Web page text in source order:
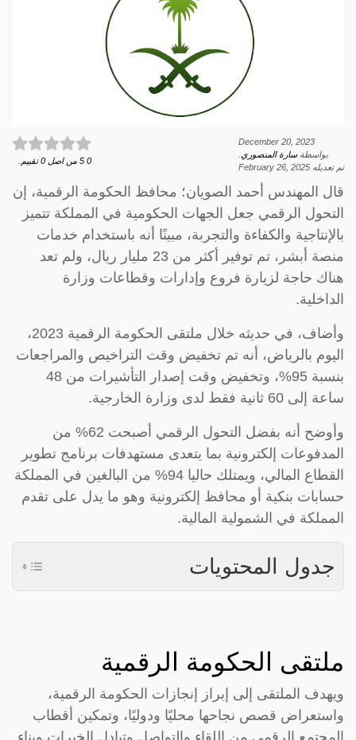
December 20, 2023
بواسطةسارة المنصوري
تم تعديله February 26, 2025
0
5 من اصل 0 تقييم.
قال المهندس أحمد الصويان؛ محافظ الحكومة الرقمية، إن
التحول الرقمي جعل الجهات الحكومية في المملكة تتميز
بالإنتاجية والكفاءة والتجربة، مبينًا أنه باستخدام خدمات
منصة أبشر، تم توفير أكثر من 23 مليار ريال، ولم تعد
هناك حاجة لزيارة فروع وإدارات وقطاعات وزارة
الداخلية.
وأضاف، في حديثه خلال ملتقى الحكومة الرقمية 2023،
اليوم بالرياض، أنه تم تخفيض وقت التراخيص والمراجعات
بنسبة 95%، وتخفيض وقت إصدار التأشيرات من 48
ساعة إلى 60 ثانية فقط لدى وزارة الخارجية.
وأوضح أنه بفضل التحول الرقمي أصبحت 62% من
المدفوعات إلكترونية بما يتعدى مستهدفات برنامج تطوير
القطاع المالي، ويمتلك حاليا 94% من البالغين في المملكة
حسابات بنكية أو محافظ إلكترونية وهو ما يدل على تقدم
المملكة في الشمولية المالية.
جدول المحتويات
ملتقى الحكومة الرقمية
ويهدف الملتقى إلى إبراز إنجازات الحكومة الرقمية،
واستعراض قصص نجاحها محليًا ودوليًا، وتمكين أقطاب